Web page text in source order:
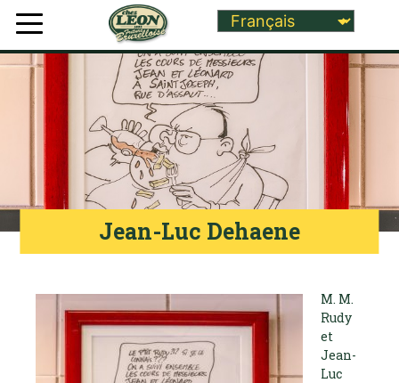
Jean-Luc Dehaene
M. M.
Rudy
et
Jean-
Luc